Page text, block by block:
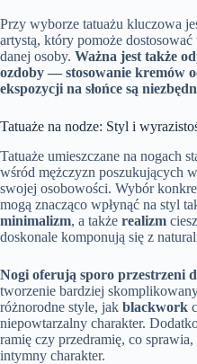
Przy wyborze tatuażu kluczowa
artystą, który pomoże
danej osoby. Ważna jest także
ozdoby — stosowanie kremów
ekspozycji na słońce są
Tatuaże na nodze: Styl i
Tatuaże umieszczane na nogach
wśród mężczyzn poszukujących
swojej osobowości. Wybór
mogą znacząco wpłynąć na styl
minimalizm, a także realizm
doskonale komponują się z
Nogi oferują sporo przestrzeni
tworzenie bardziej
różnorodne style, jak blackwork
niepowtarzalny charakter.
ramię czy przedramię, co
intymny charakter.